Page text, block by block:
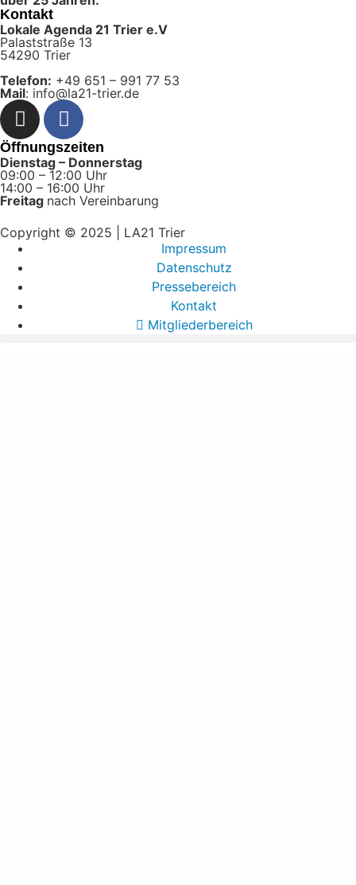
Kontakt
Lokale Agenda 21 Trier e.V
Palaststraße 13
54290 Trier
Telefon: +49 651 – 991 77 53
Mail: info@la21-trier.de
Öffnungszeiten
Dienstag – Donnerstag
09:00 – 12:00 Uhr
14:00 – 16:00 Uhr
Freitag nach Vereinbarung
Copyright © 2025 | LA21 Trier
Impressum
Datenschutz
Pressebereich
Kontakt
Mitgliederbereich